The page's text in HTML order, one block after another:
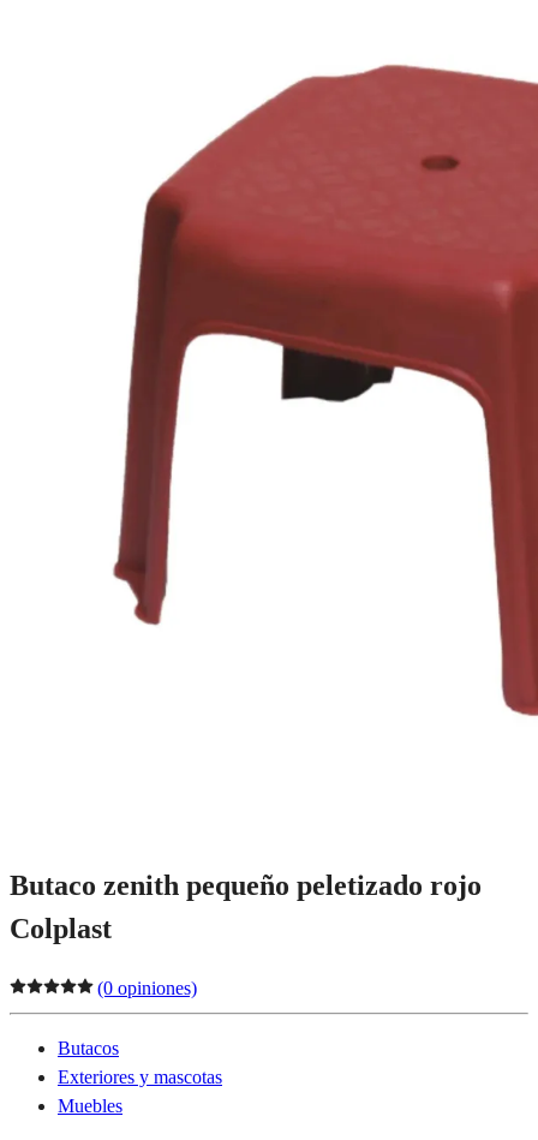
Butaco zenith pequeño peletizado rojo
Colplast
(0 opiniones)
Butacos
Exteriores y mascotas
Muebles